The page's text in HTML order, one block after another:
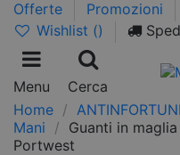
Offerte Promozioni
Wishlist ()
Menu Cerca
Home
Mani
Guanti in
Portwest